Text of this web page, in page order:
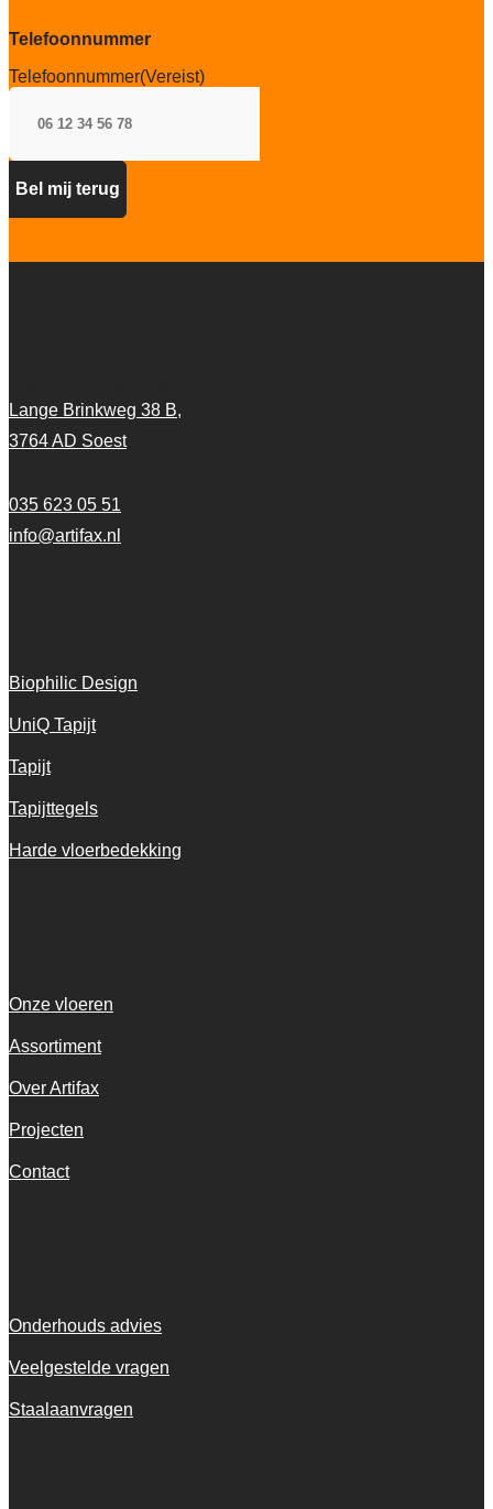
Telefoonnummer
Telefoonnummer(Vereist)
Lange Brinkweg 38 B,
3764 AD Soest
035 623 05 51
info@artifax.nl
Biophilic Design
UniQ Tapijt
Tapijt
Tapijttegels
Harde vloerbedekking
Onze vloeren
Assortiment
Over Artifax
Projecten
Contact
Onderhouds advies
Veelgestelde vragen
Staalaanvragen